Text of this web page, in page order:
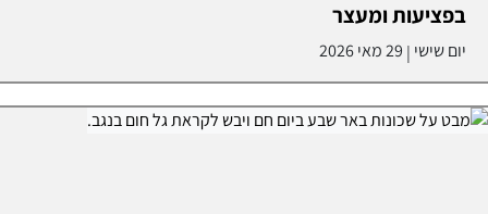
בפציעות ומעצר
יום שישי | 29 מאי 2026